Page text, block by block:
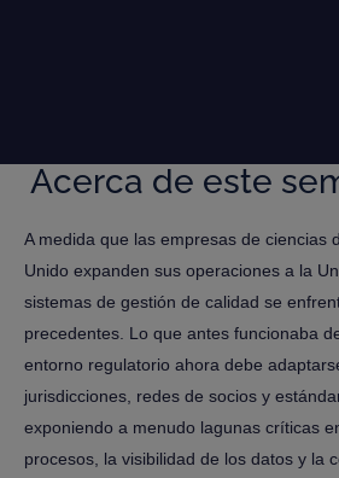
Acerca de este
A medida que las empresas de ciencias
Unido expanden sus operaciones a la
sistemas de gestión de calidad se
precedentes. Lo que antes funcionaba
entorno regulatorio ahora debe
jurisdicciones, redes de socios y
exponiendo a menudo lagunas críticas
procesos, la visibilidad de los datos y la